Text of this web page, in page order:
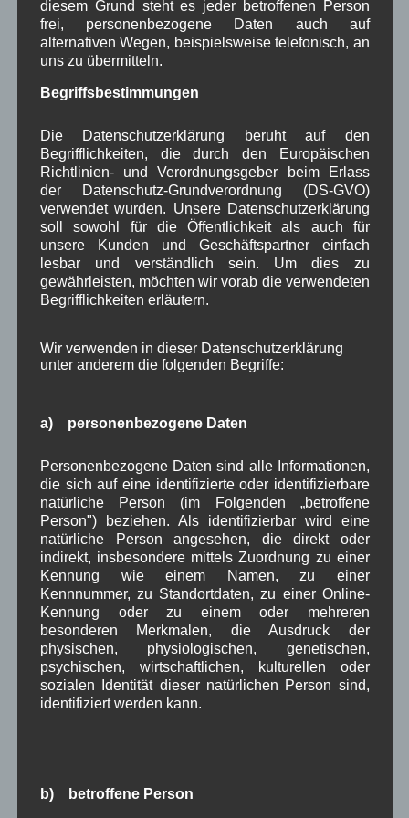
März 2024 (4)
Februar 2024(4)
Januar 2024(5)
Dezember 2023(8)
November 2023(5)
September 2023
(8)
August 2023(4)
Juli 2023(8)
Juni 2023(7)
Mai 2023(8)
April 2023(10)
März 2023
(5)
Februar 2023(3)
Januar 2023(8)
Dezember 2022(7)
September 2022(2)
Juni 2022
Mai 2022(5)
März 2022(6)
Februar 2022(4)
Januar 2022(3)
Dezember 2021(7)
November 2021(9)
Oktober 2021(8)
September 2021
August 2021
Juli 2021(10)
Juni 2021(9)
Mai 2021(5)
April 2021(4)
März 2021(3)
Oktober 2020(7)
diesem Grund steht es jeder betroffenen Person
frei, personenbezogene Daten auch auf
alternativen Wegen, beispielsweise telefonisch, an
uns zu übermitteln.
Begriffsbestimmungen
Die Datenschutzerklärung beruht auf den
Begrifflichkeiten, die durch den Europäischen
Richtlinien- und Verordnungsgeber beim Erlass
der Datenschutz-Grundverordnung (DS-GVO)
verwendet wurden. Unsere Datenschutzerklärung
soll sowohl für die Öffentlichkeit als auch für
unsere Kunden und Geschäftspartner einfach
lesbar und verständlich sein. Um dies zu
gewährleisten, möchten wir vorab die verwendeten
Begrifflichkeiten erläutern.
Wir verwenden in dieser Datenschutzerklärung
unter anderem die folgenden Begriffe:
a) personenbezogene Daten
Personenbezogene Daten sind alle Informationen,
die sich auf eine identifizierte oder identifizierbare
natürliche Person (im Folgenden „betroffene
Person") beziehen. Als identifizierbar wird eine
natürliche Person angesehen, die direkt oder
indirekt, insbesondere mittels Zuordnung zu einer
Kennung wie einem Namen, zu einer
Kennnummer, zu Standortdaten, zu einer Online-
Kennung oder zu einem oder mehreren
besonderen Merkmalen, die Ausdruck der
physischen, physiologischen, genetischen,
psychischen, wirtschaftlichen, kulturellen oder
sozialen Identität dieser natürlichen Person sind,
identifiziert werden kann.
b) betroffene Person